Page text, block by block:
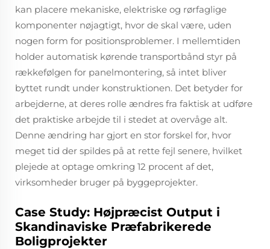
kan placere mekaniske, elektriske og rørfaglige
komponenter nøjagtigt, hvor de skal være, uden
nogen form for positionsproblemer. I mellemtiden
holder automatisk kørende transportbånd styr på
rækkefølgen for panelmontering, så intet bliver
byttet rundt under konstruktionen. Det betyder for
arbejderne, at deres rolle ændres fra faktisk at udføre
det praktiske arbejde til i stedet at overvåge alt.
Denne ændring har gjort en stor forskel for, hvor
meget tid der spildes på at rette fejl senere, hvilket
plejede at optage omkring 12 procent af det,
virksomheder bruger på byggeprojekter.
Case Study: Højpræcist Output i
Skandinaviske Præfabrikerede
Boligprojekter